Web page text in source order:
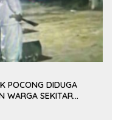
POCONG DIDUGA
WARGA SEKITAR